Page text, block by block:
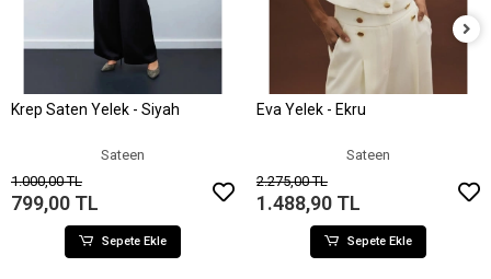
Sepete Ekle
Krep Saten Yelek - Siyah
Sateen
1.000,00 TL
799,00 TL
Sepete Ekle
Sepete Ekle
Eva Yelek - Ekru
Sateen
2.275,00 TL
1.488,90 TL
Sepete Ekle